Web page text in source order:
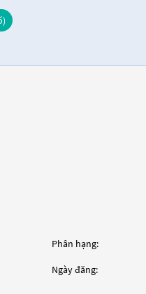
Phân hạng:
Ngày đăng: